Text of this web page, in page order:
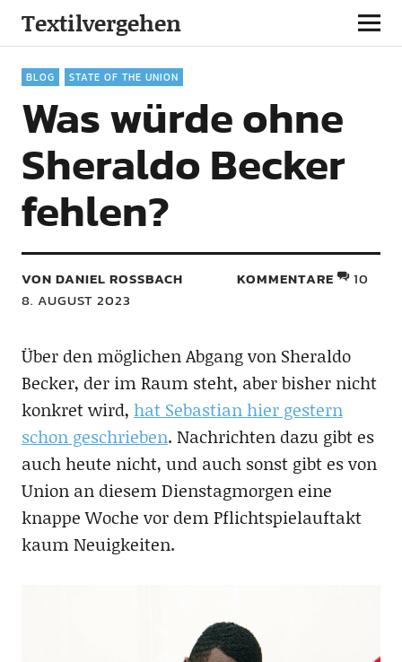
Textilvergehen
BLOG STATE OF THE UNION
Was würde ohne
Sheraldo Becker
fehlen?
VON DANIEL ROSSBACH
8. AUGUST 2023
KOMMENTARE 10
Über den möglichen Abgang von Sheraldo
Becker, der im Raum steht, aber bisher nicht
konkret wird, hat Sebastian hier gestern
schon geschrieben. Nachrichten dazu gibt es
auch heute nicht, und auch sonst gibt es von
Union an diesem Dienstagmorgen eine
knappe Woche vor dem Pflichtspielauftakt
kaum Neuigkeiten.